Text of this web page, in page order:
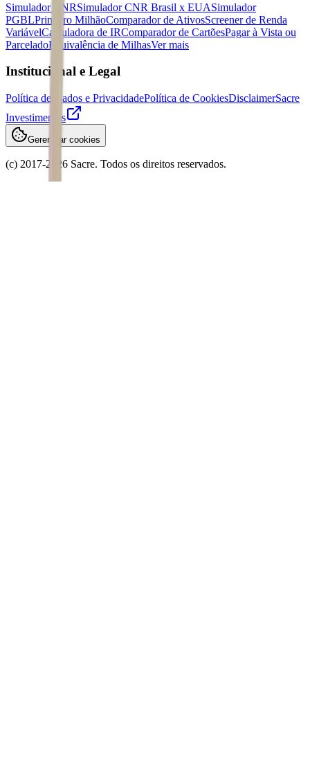
Simulador CNRSimulador CNR Brasil x EUASimulador
PGBLPrimeiro MilhãoComparador de AtivosScreener de Renda
VariávelCalculadora de IRComparador de CartõesPagar à Vista ou
ParceladoEquivalência de MilhasVer mais
Institucional e Legal
Política de Dados e PrivacidadePolítica de CookiesDisclaimerSacre
Investimentos
Gerenciar cookies
(c) 2017-2026 Sacre. Todos os direitos reservados.